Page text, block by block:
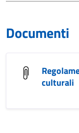
Documenti
culturali